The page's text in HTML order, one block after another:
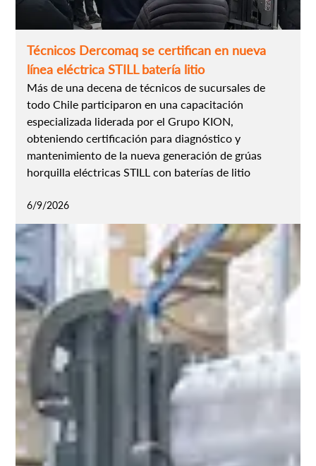
Técnicos Dercomaq se certifican en nueva
línea eléctrica STILL batería litio
Más de una decena de técnicos de sucursales de
todo Chile participaron en una capacitación
especializada liderada por el Grupo KION,
obteniendo certificación para diagnóstico y
mantenimiento de la nueva generación de grúas
horquilla eléctricas STILL con baterías de litio
6/9/2026